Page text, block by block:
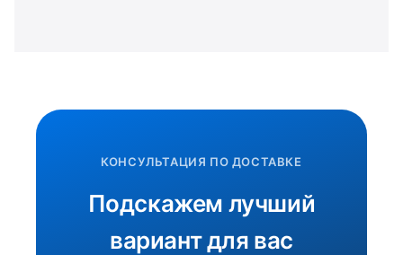
КОНСУЛЬТАЦИЯ ПО ДОСТАВКЕ
Подскажем лучший
вариант для вас